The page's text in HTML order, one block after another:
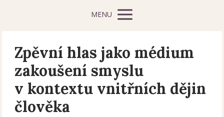
MENU
Zpěvní hlas jako médium
zakoušení smyslu
v kontextu vnitřních dějin
člověka